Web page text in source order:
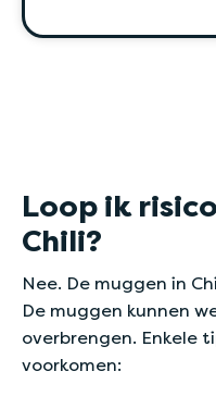
Loop ik
Chili?
Nee. De muggen in
De muggen kunnen
overbrengen. Enkele
voorkomen: